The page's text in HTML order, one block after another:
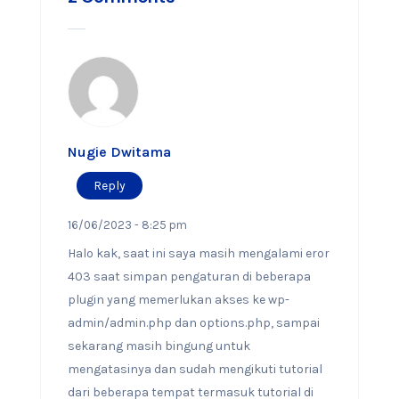
Nugie Dwitama
Reply
16/06/2023 - 8:25 pm
Halo kak, saat ini saya masih mengalami eror
403 saat simpan pengaturan di beberapa
plugin yang memerlukan akses ke wp-
admin/admin.php dan options.php, sampai
sekarang masih bingung untuk
mengatasinya dan sudah mengikuti tutorial
dari beberapa tempat termasuk tutorial di